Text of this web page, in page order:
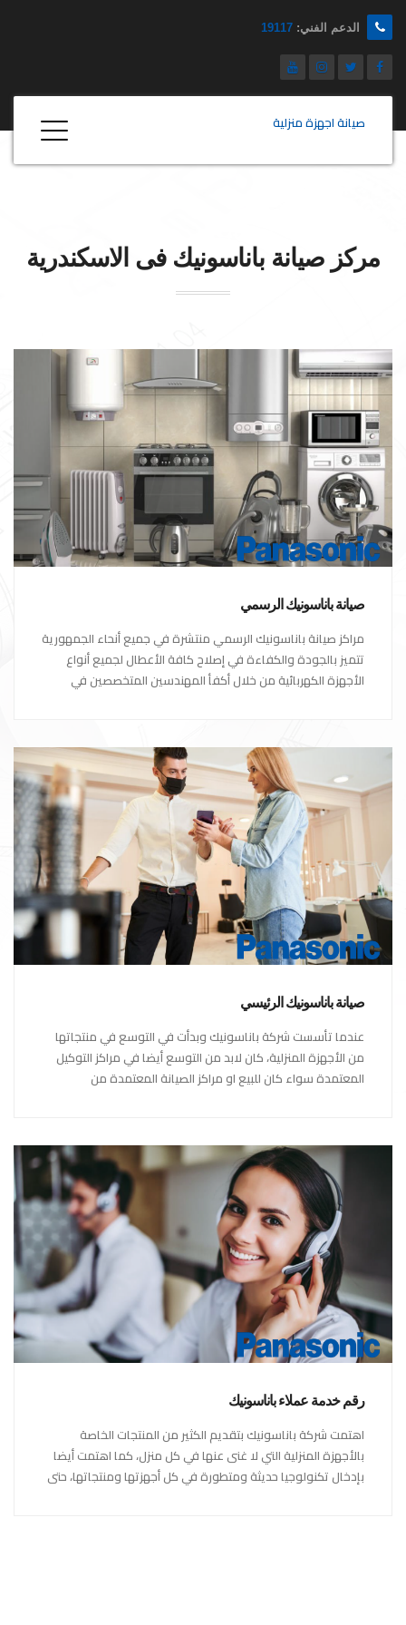
الدعم الفني: 19117
صيانة اجهزة منزلية
مركز صيانة باناسونيك فى الاسكندرية
صيانة باناسونيك الرسمي
مراكز صيانة باناسونيك الرسمي منتشرة في جميع أنحاء الجمهورية
تتميز بالجودة والكفاءة في إصلاح كافة الأعطال لجميع أنواع
الأجهزة الكهربائية من خلال أكفأ المهندسين المتخصصين في
صيانة باناسونيك الرئيسي
عندما تأسست شركة باناسونيك وبدأت في التوسع في منتجاتها
من الأجهزة المنزلية، كان لابد من التوسع أيضا في مراكز التوكيل
المعتمدة سواء كان للبيع او مراكز الصيانة المعتمدة من
رقم خدمة عملاء باناسونيك
اهتمت شركة باناسونيك بتقديم الكثير من المنتجات الخاصة
بالأجهزة المنزلية التي لا غنى عنها في كل منزل، كما اهتمت أيضا
بإدخال تكنولوجيا حديثة ومتطورة في كل أجهزتها ومنتجاتها، حتى